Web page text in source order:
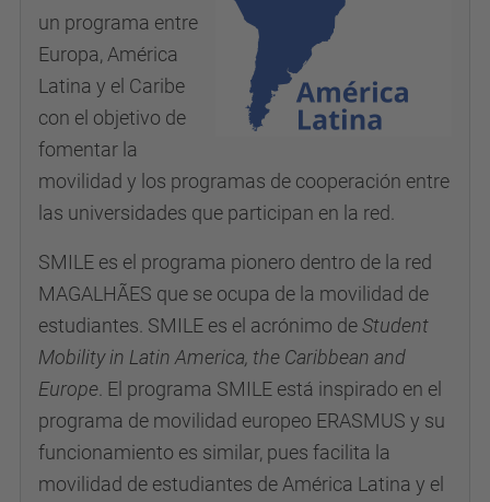
un programa entre
Europa, América
Latina y el Caribe
con el objetivo de
fomentar la
movilidad y los programas de cooperación entre
las universidades que participan en la red.
SMILE es el programa pionero dentro de la red
MAGALHÃES que se ocupa de la movilidad de
estudiantes. SMILE es el acrónimo deStudent
Mobility in Latin America, the Caribbean and
Europe . El programa SMILE está inspirado en el
programa de movilidad europeo ERASMUS y su
funcionamiento es similar, pues facilita la
movilidad de estudiantes de América Latina y el